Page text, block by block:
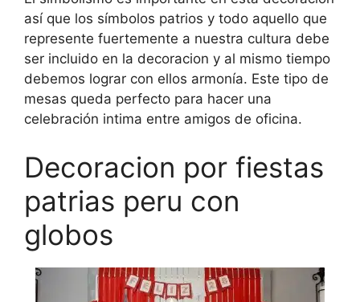
así que los símbolos patrios y todo aquello que
represente fuertemente a nuestra cultura debe
ser incluido en la decoracion y al mismo tiempo
debemos lograr con ellos armonía. Este tipo de
mesas queda perfecto para hacer una
celebración intima entre amigos de oficina.
Decoracion por fiestas
patrias peru con
globos